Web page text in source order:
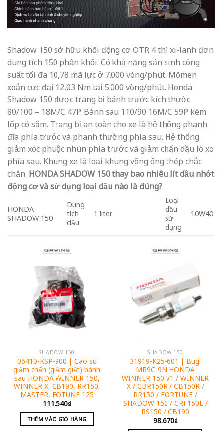
Shadow 150 sở hữu khối động cơ OTR 4 thì xi-lanh đơn
dung tích 150 phân khối. Có khả năng sản sinh công
suất tối đa 10,78 mã lực ở 7.000 vòng/phút. Mômen
xoắn cực đại 12,03 Nm tại 5.000 vòng/phút. Honda
Shadow 150 được trang bị bánh trước kích thước
80/100 – 18M/C 47P. Bánh sau 110/90 16M/C 59P kèm
lốp có săm. Trang bị an toàn cho xe là hệ thống phanh
đĩa phía trước và phanh thường phía sau. Hệ thống
giảm xóc phuộc nhún phía trước và giảm chấn dầu lò xo
phía sau. Khung xe là loại khung võng ống thép chắc
chắn. HONDA SHADOW 150 thay bao nhiêu lít dầu nhớt
động cơ và sử dụng loại dầu nào là đúng?
HONDA
SHADOW 150
Dung
tích
dầu
1 liter
Loại
dầu
sử
dụng
10W40
SHADOW 150
06410-KSP-900 | Cao su
giảm chấn (giảm giật) bánh
sau HONDA WINNER 150,
WINNER X, CB190, RR150,
MASTER, FOTUNE 125
111.540₫
THÊM VÀO GIỎ HÀNG
SHADOW 150
31919-K25-601 | Bugi
MR9C-9N HONDA
WINNER 150 V1 / WINNER
X / CBR150R / CB150R /
RR150 / FORTUNE /
SHADOW 150 / CRF150L /
RS150 / CB190
98.670₫